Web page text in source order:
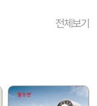
전체보기